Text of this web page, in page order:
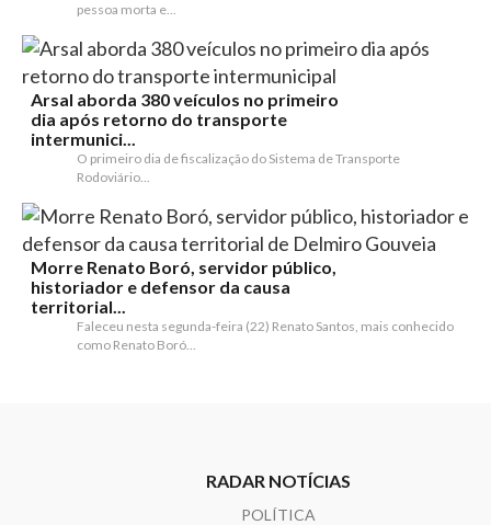
pessoa morta e...
Arsal aborda 380 veículos no primeiro
dia após retorno do transporte
intermunici...
O primeiro dia de fiscalização do Sistema de Transporte
Rodoviário...
Morre Renato Boró, servidor público,
historiador e defensor da causa
territorial...
Faleceu nesta segunda-feira (22) Renato Santos, mais conhecido
como Renato Boró...
RADAR NOTÍCIAS
POLÍTICA